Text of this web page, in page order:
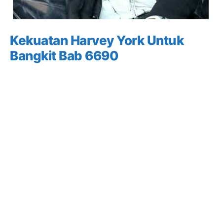
Kekuatan Harvey York Untuk
Bangkit Bab 6690